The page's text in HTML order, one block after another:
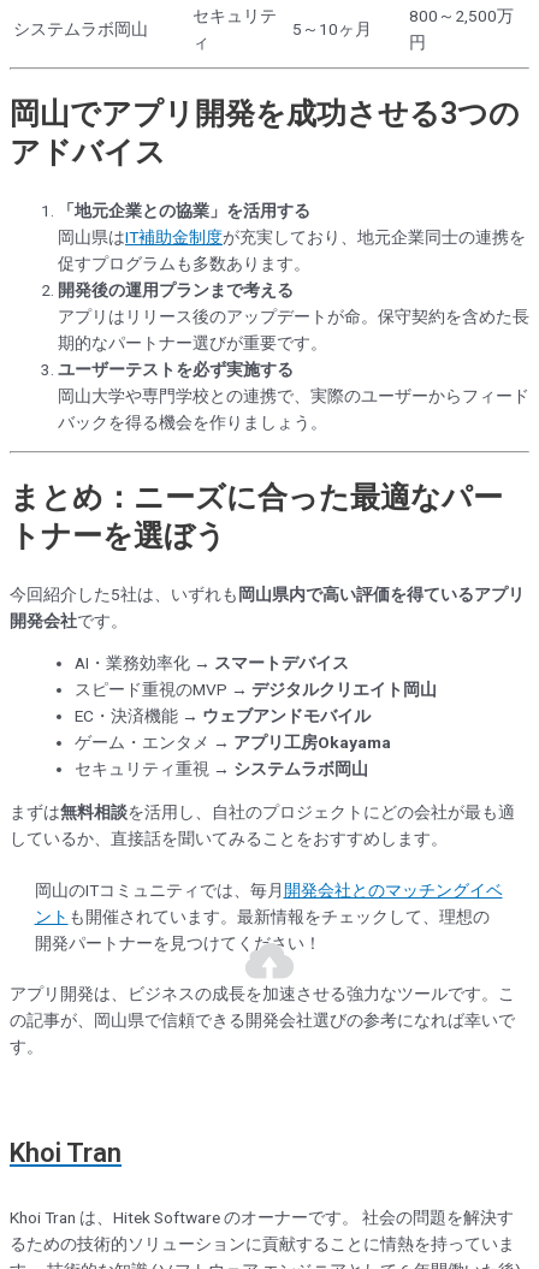
システムラボ岡山
セキュリテ
ィ
5～10ヶ月
800～2,500万
円
岡山でアプリ開発を成功させる3つの
アドバイス
「地元企業との協業」を活用する
岡山県はIT補助金制度が充実しており、地元企業同士の連携を
促すプログラムも多数あります。
開発後の運用プランまで考える
アプリはリリース後のアップデートが命。保守契約を含めた長
期的なパートナー選びが重要です。
ユーザーテストを必ず実施する
岡山大学や専門学校との連携で、実際のユーザーからフィード
バックを得る機会を作りましょう。
まとめ：ニーズに合った最適なパー
トナーを選ぼう
今回紹介した5社は、いずれも 岡山県内で高い評価を得ているアプリ
開発会社です。
AI・業務効率化 → スマートデバイス
スピード重視のMVP → デジタルクリエイト岡山
EC・決済機能 → ウェブアンドモバイル
ゲーム・エンタメ → アプリ工房Okayama
セキュリティ重視 → システムラボ岡山
まずは無料相談を活用し、自社のプロジェクトにどの会社が最も適
しているか、直接話を聞いてみることをおすすめします。
岡山のITコミュニティでは、毎月開発会社とのマッチングイベ
ント も開催されています。最新情報をチェックして、理想の
開発パートナーを見つけてください！
アプリ開発は、ビジネスの成長を加速させる強力なツールです。こ
の記事が、岡山県で信頼できる開発会社選びの参考になれば幸いで
す。
Khoi Tran
Khoi Tran は、Hitek Software のオーナーです。 社会の問題を解決す
るための技術的ソリューションに貢献することに情熱を持っていま